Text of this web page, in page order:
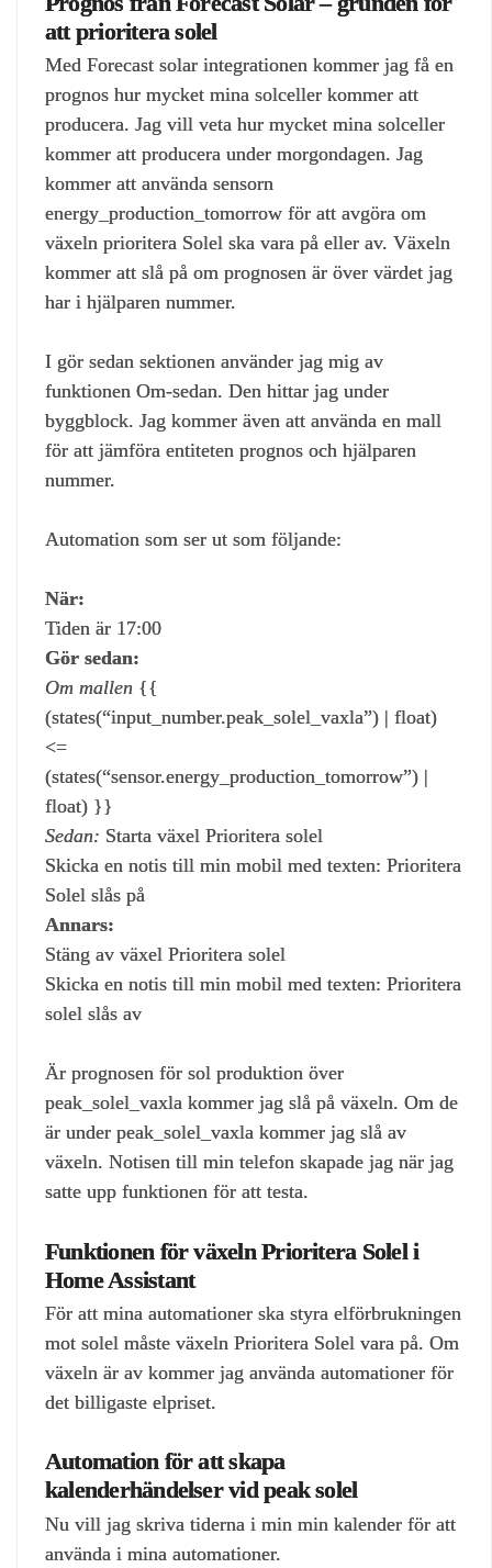
att prioritera solel
Med Forecast solar integrationen kommer jag få en
prognos hur mycket mina solceller kommer att
producera. Jag vill veta hur mycket mina solceller
kommer att producera under morgondagen. Jag
kommer att använda sensorn
energy_production_tomorrow för att avgöra om
växeln prioritera Solel ska vara på eller av. Växeln
kommer att slå på om prognosen är över värdet jag
har i hjälparen nummer.
I gör sedan sektionen använder jag mig av
funktionen Om-sedan. Den hittar jag under
byggblock. Jag kommer även att använda en mall
för att jämföra entiteten prognos och hjälparen
nummer.
Automation som ser ut som följande:
När:
Tiden är 17:00
Gör sedan:
Om mallen {{
(states(“input_number.peak_solel_vaxla”) | float)
<=
(states(“sensor.energy_production_tomorrow”) |
float) }}
Sedan: Starta växel Prioritera solel
Skicka en notis till min mobil med texten: Prioritera
Solel slås på
Annars:
Stäng av växel Prioritera solel
Skicka en notis till min mobil med texten: Prioritera
solel slås av
Är prognosen för sol produktion över
peak_solel_vaxla kommer jag slå på växeln. Om de
är under peak_solel_vaxla kommer jag slå av
växeln. Notisen till min telefon skapade jag när jag
satte upp funktionen för att testa.
Funktionen för växeln Prioritera Solel i
Home Assistant
För att mina automationer ska styra elförbrukningen
mot solel måste växeln Prioritera Solel vara på. Om
växeln är av kommer jag använda automationer för
det billigaste elpriset.
Automation för att skapa
kalenderhändelser vid peak solel
Nu vill jag skriva tiderna i min min kalender för att
använda i mina automationer.